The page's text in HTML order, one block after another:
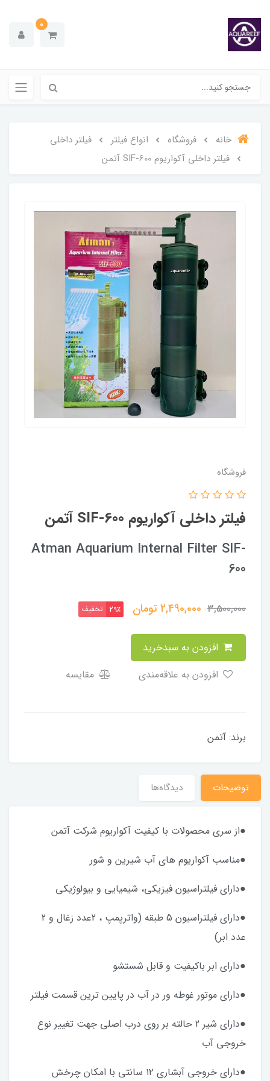
0
خانه فروشگاه انواع فیلتر
فیلتر داخلی
فیلتر داخلی آکواریوم SIF-600 آتمن
فروشگاه
فیلتر داخلی آکواریوم SIF-600 آتمن
Atman Aquarium Internal Filter SIF-
600
3,500,000
2,490,000تومان 29٪ تخفیف
مقایسه
برند: آتمن
توضیحات دیدگاه‌ها
●از سری محصولات با کیفیت آکواریوم شرکت آتمن
●مناسب آکواریوم های آب شیرین و شور
●دارای فیلتراسیون فیزیکی، شیمیایی و بیولوژیکی
●دارای فیلتراسیون 5 طبقه (واترپمپ ، 2عدد زغال و 2
عدد ابر)
●دارای ابر باکیفیت و قابل شستشو
●دارای موتور غوطه ور در آب در پایین ترین قسمت فیلتر
●دارای شیر 2 حالته بر روی درب اصلی جهت تغییر نوع
خروجی آب
●دارای خروجی آبشاری ۱۲ سانتی با امکان چرخش